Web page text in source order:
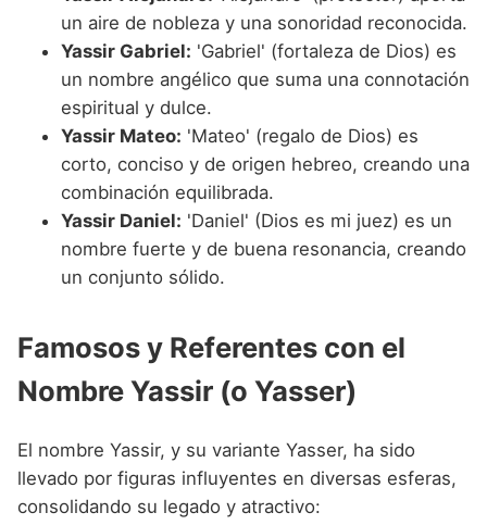
un aire de nobleza y una sonoridad reconocida.
Yassir Gabriel: 'Gabriel' (fortaleza de Dios) es
un nombre angélico que suma una connotación
espiritual y dulce.
Yassir Mateo: 'Mateo' (regalo de Dios) es
corto, conciso y de origen hebreo, creando una
combinación equilibrada.
Yassir Daniel: 'Daniel' (Dios es mi juez) es un
nombre fuerte y de buena resonancia, creando
un conjunto sólido.
Famosos y Referentes con el
Nombre Yassir (o Yasser)
El nombre Yassir, y su variante Yasser, ha sido
llevado por figuras influyentes en diversas esferas,
consolidando su legado y atractivo: